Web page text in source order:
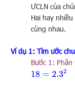
ƯCLN của
Hai hay nhiều
cùng nhau.
Ví dụ 1: Tìm ước
Bước 1: Phân
18=2.32